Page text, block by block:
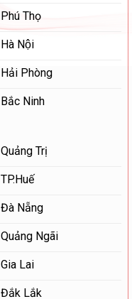
Phú Thọ
Hà Nội
Hải Phòng
Bắc Ninh
Quảng Trị
TP.Huế
Đà Nẵng
Quảng Ngãi
Gia Lai
Đắk Lắk